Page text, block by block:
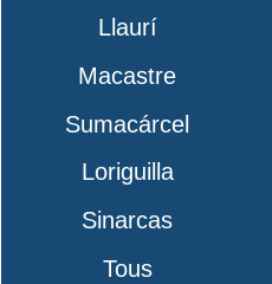
Llaurí
Macastre
Sumacárcel
Loriguilla
Sinarcas
Tous